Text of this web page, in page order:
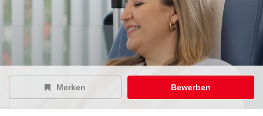
Merken Bewerben